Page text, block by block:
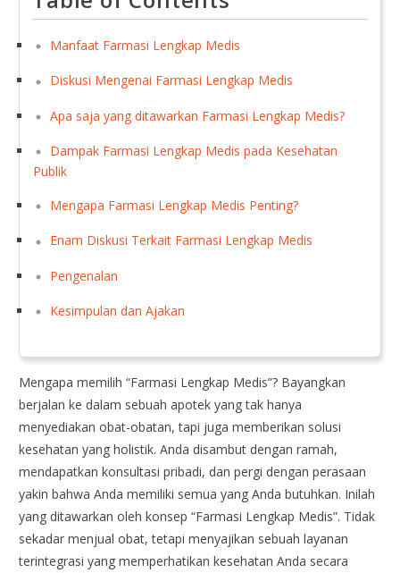
Manfaat Farmasi Lengkap Medis
Diskusi Mengenai Farmasi Lengkap Medis
Apa saja yang ditawarkan Farmasi Lengkap Medis?
Dampak Farmasi Lengkap Medis pada Kesehatan
Publik
Mengapa Farmasi Lengkap Medis Penting?
Enam Diskusi Terkait Farmasi Lengkap Medis
Pengenalan
Kesimpulan dan Ajakan
Mengapa memilih “Farmasi Lengkap Medis”? Bayangkan
berjalan ke dalam sebuah apotek yang tak hanya
menyediakan obat-obatan, tapi juga memberikan solusi
kesehatan yang holistik. Anda disambut dengan ramah,
mendapatkan konsultasi pribadi, dan pergi dengan perasaan
yakin bahwa Anda memiliki semua yang Anda butuhkan. Inilah
yang ditawarkan oleh konsep “Farmasi Lengkap Medis”. Tidak
sekadar menjual obat, tetapi menyajikan sebuah layanan
terintegrasi yang memperhatikan kesehatan Anda secara